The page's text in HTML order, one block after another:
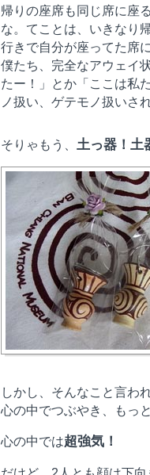
帰りの座席も同じ席に座
な。てことは、いきなり
行きで自分が座ってた席
僕たち、完全なアウェイ
たー！」とか「ここは私
ノ扱い、ゲテモノ扱いさ
そりゃもう、 土っ器！土
しかし、そんなこと言わ
心の中でつぶやき、もっ
心の中では超強気！